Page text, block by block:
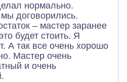
нормально.
договорились.
– мастер заранее
будет стоить. Я
А так все очень хорошо
Мастер очень
и очень